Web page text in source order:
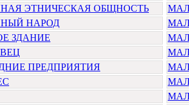
ЭТНИЧЕСКАЯ ОБЩНОСТЬ
НАРОД
ЗДАНИЕ
ПРЕДПРИЯТИЯ